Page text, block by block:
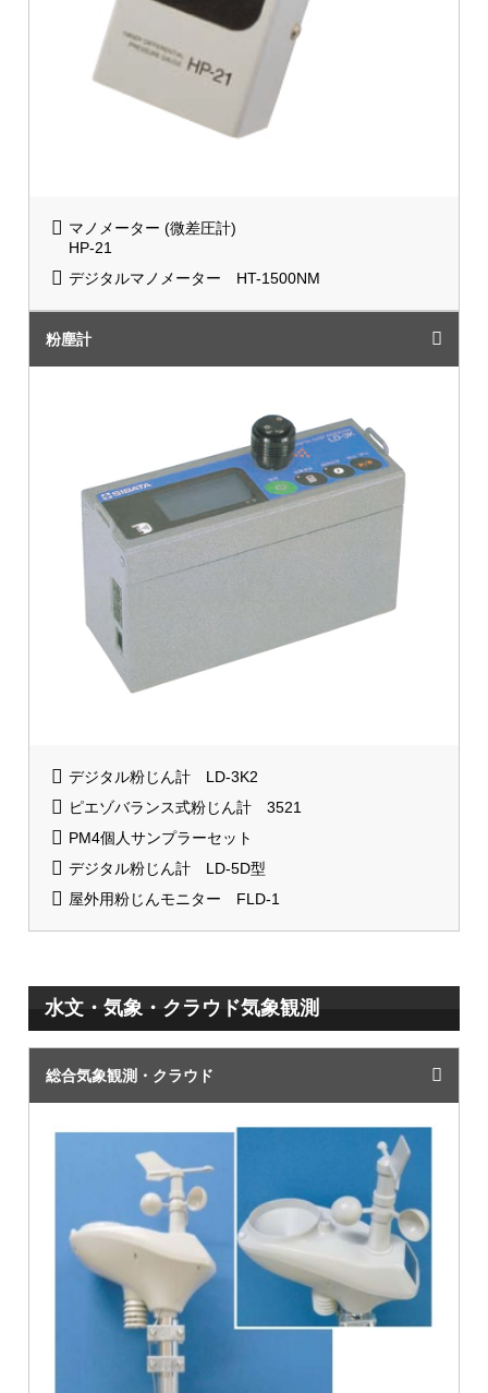
マノメーター (微差圧計)
HP-21
デジタルマノメーター HT-1500NM
粉塵計
デジタル粉じん計 LD-3K2
ピエゾバランス式粉じん計 3521
PM4個人サンプラーセット
デジタル粉じん計 LD-5D型
屋外用粉じんモニター FLD-1
水文・気象・クラウド気象観測
総合気象観測・クラウド